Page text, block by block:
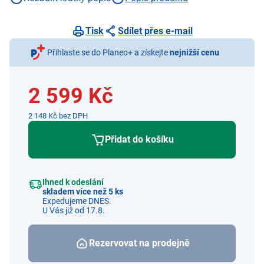
nosnost židle 100 kg, pro venkovní i vnitřní použití
Tisk Sdílet přes e-mail
Přihlaste se do Planeo+ a získejtenejnižší cenu
2 599 Kč
2 148 Kč bez DPH
Přidat do košíku
Ihned k odeslání
skladem více než 5 ks
Expedujeme DNES.
U Vás již od 17.8.
Rezervovat na prodejně